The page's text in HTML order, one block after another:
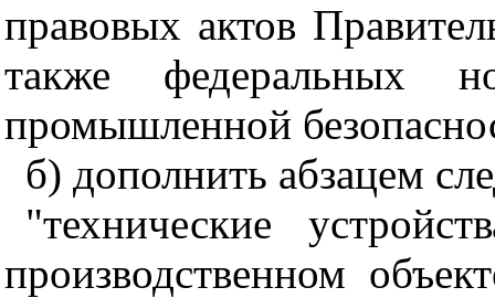
правовых актов
также федеральных
промышленной
б) дополнить абзацем
"технические
производственном